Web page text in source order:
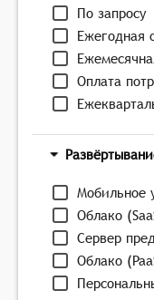
По запросу
Ежегодная
Оплата
Мобильное
Облако
Сервер
Облако